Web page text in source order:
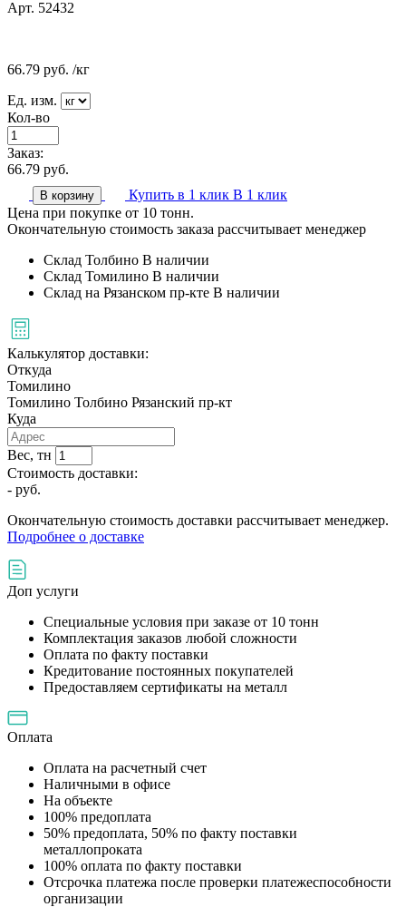
Арт. 52432
66.79 руб. /кг
Ед. изм.
Кол-во
Заказ:
66.79 руб.
В корзину Купить в 1 клик В 1 клик
Цена при покупке от 10 тонн.
Окончательную стоимость заказа рассчитывает менеджер
Склад Толбино В наличии
Склад Томилино В наличии
Склад на Рязанском пр-кте В наличии
Калькулятор доставки:
Откуда
Томилино
Томилино Толбино Рязанский пр-кт
Куда
Вес, тн
Стоимость доставки:
- руб.
Окончательную стоимость доставки рассчитывает менеджер.
Подробнее о доставке
Доп услуги
Специальные условия при заказе от 10 тонн
Комплектация заказов любой сложности
Оплата по факту поставки
Кредитование постоянных покупателей
Предоставляем сертификаты на металл
Оплата
Оплата на расчетный счет
Наличными в офисе
На объекте
100% предоплата
50% предоплата, 50% по факту поставки
металлопроката
100% оплата по факту поставки
Отсрочка платежа после проверки платежеспособности
организации